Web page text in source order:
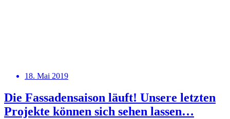
18. Mai 2019
Die Fassadensaison läuft! Unsere letzten
Projekte können sich sehen lassen…